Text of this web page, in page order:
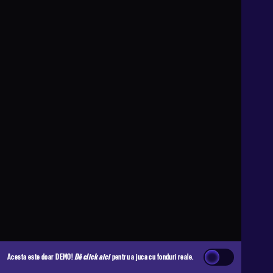
Acesta este doar DEMO!Dă click aicipentru a juca cu fonduri reale.